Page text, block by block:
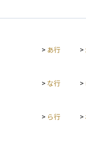
> あ行 >
> な行 >
> ら行 >